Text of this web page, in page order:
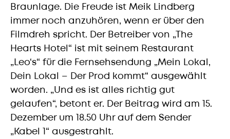
Braunlage. Die Freude ist Meik Lindberg
immer noch anzuhören, wenn er über den
Filmdreh spricht. Der Betreiber von „The
Hearts Hotel“ ist mit seinem Restaurant
„Leo‘s“ für die Fernsehsendung „Mein Lokal,
Dein Lokal – Der Prod kommt“ ausgewählt
worden. „Und es ist alles richtig gut
gelaufen“, betont er. Der Beitrag wird am 15.
Dezember um 18.50 Uhr auf dem Sender
„Kabel 1“ ausgestrahlt.